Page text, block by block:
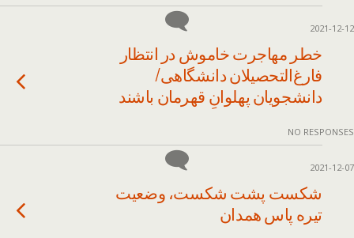
2021-12-12
خطر مهاجرت خاموش در انتظار
فارغ‌التحصیلان دانشگاهی/
دانشجویان پهلوانِ قهرمان باشند
NO RESPONSES
2021-12-07
شکست پشت شکست، وضعیت
تیره پاس همدان